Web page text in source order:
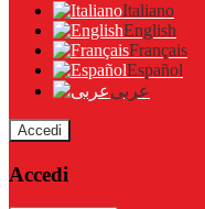
Italiano
English
Français
Español
عربى
Accedi
Accedi